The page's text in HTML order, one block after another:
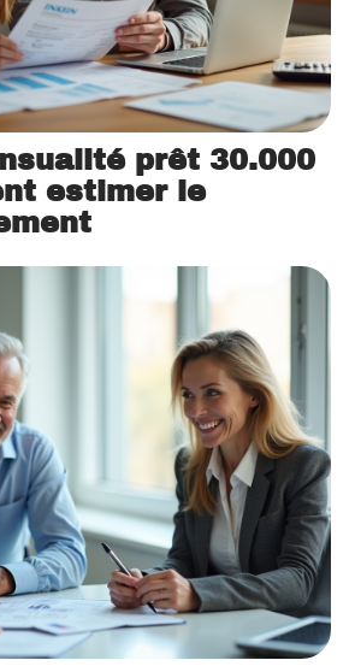
prêt 30.000
estimer le